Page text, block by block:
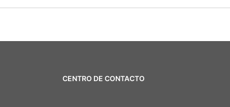
CENTRO DE CONTACTO